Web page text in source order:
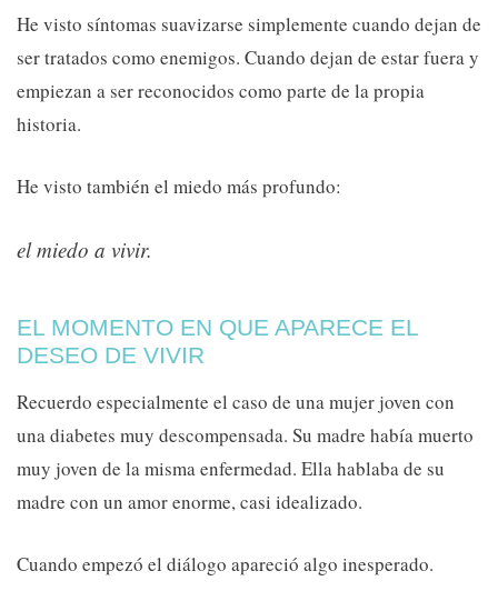
He visto síntomas suavizarse simplemente cuando dejan de
ser tratados como enemigos. Cuando dejan de estar fuera y
empiezan a ser reconocidos como parte de la propia
historia.
He visto también el miedo más profundo:
el miedo a vivir.
EL MOMENTO EN QUE APARECE EL
DESEO DE VIVIR
Recuerdo especialmente el caso de una mujer joven con
una diabetes muy descompensada. Su madre había muerto
muy joven de la misma enfermedad. Ella hablaba de su
madre con un amor enorme, casi idealizado.
Cuando empezó el diálogo apareció algo inesperado.